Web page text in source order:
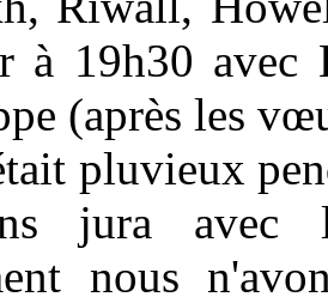
à 19h30 avec
(après les
pluvieux
jura
nous